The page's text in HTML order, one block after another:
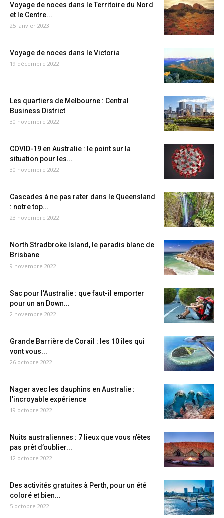
Voyage de noces dans le Territoire du Nord
et le Centre...
25 janvier 2023
Voyage de noces dans le Victoria
19 décembre 2022
Les quartiers de Melbourne : Central
Business District
30 novembre 2022
COVID-19 en Australie : le point sur la
situation pour les...
30 novembre 2022
Cascades à ne pas rater dans le Queensland
: notre top...
23 novembre 2022
North Stradbroke Island, le paradis blanc de
Brisbane
9 novembre 2022
Sac pour l’Australie : que faut-il emporter
pour un an Down...
2 novembre 2022
Grande Barrière de Corail : les 10 îles qui
vont vous...
26 octobre 2022
Nager avec les dauphins en Australie :
l’incroyable expérience
19 octobre 2022
Nuits australiennes : 7 lieux que vous n’êtes
pas prêt d’oublier...
12 octobre 2022
Des activités gratuites à Perth, pour un été
coloré et bien...
5 octobre 2022